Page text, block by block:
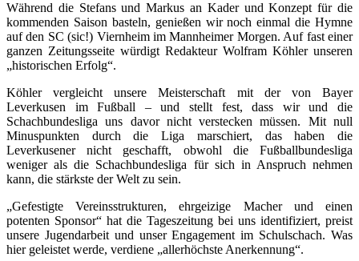
Während die Stefans und Markus an Kader und Konzept für die
kommenden Saison basteln, genießen wir noch einmal die Hymne
auf den SC (sic!) Viernheim im Mannheimer Morgen. Auf fast einer
ganzen Zeitungsseite würdigt Redakteur Wolfram Köhler unseren
„historischen Erfolg“.
Köhler vergleicht unsere Meisterschaft mit der von Bayer
Leverkusen im Fußball – und stellt fest, dass wir und die
Schachbundesliga uns davor nicht verstecken müssen. Mit null
Minuspunkten durch die Liga marschiert, das haben die
Leverkusener nicht geschafft, obwohl die Fußballbundesliga
weniger als die Schachbundesliga für sich in Anspruch nehmen
kann, die stärkste der Welt zu sein.
„Gefestigte Vereinsstrukturen, ehrgeizige Macher und einen
potenten Sponsor“ hat die Tageszeitung bei uns identifiziert, preist
unsere Jugendarbeit und unser Engagement im Schulschach. Was
hier geleistet werde, verdiene „allerhöchste Anerkennung“.